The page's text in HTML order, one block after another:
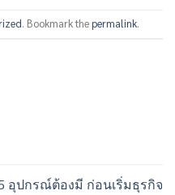
. Bookmark thepermalink.
อุปกรณ์ต้องมี ก่อนเริ่มธุรกิจ